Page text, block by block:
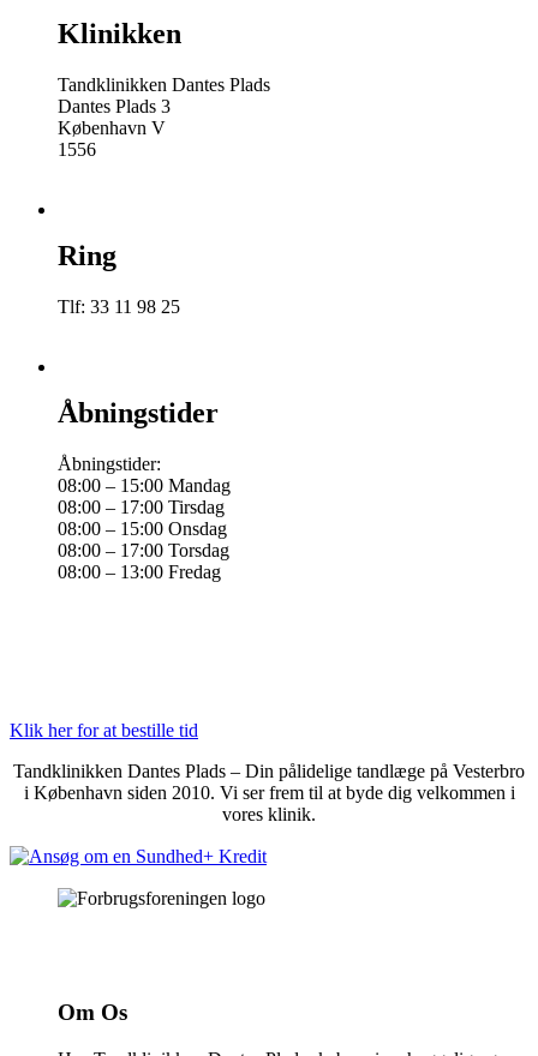
Klinikken
Tandklinikken Dantes Plads
Dantes Plads 3
København V
1556
Ring
Tlf: 33 11 98 25
Åbningstider
Åbningstider:
08:00 – 15:00 Mandag
08:00 – 17:00 Tirsdag
08:00 – 15:00 Onsdag
08:00 – 17:00 Torsdag
08:00 – 13:00 Fredag
Klik her for at bestille tid
Tandklinikken Dantes Plads – Din pålidelige tandlæge på Vesterbro
i København siden 2010. Vi ser frem til at byde dig velkommen i
vores klinik.
Om Os